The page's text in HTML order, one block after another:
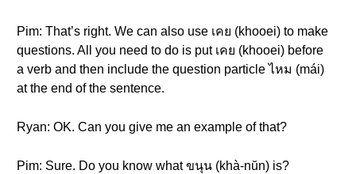
Pim: That’s right. We can also use เคย (khooei) to make
questions. All you need to do is put เคย (khooei) before
a verb and then include the question particle ไหม (mái)
at the end of the sentence.
Ryan: OK. Can you give me an example of that?
Pim: Sure. Do you know what ขนุน (khà-nŭn) is?